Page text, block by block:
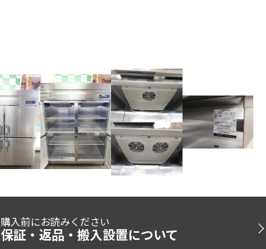
購入前にお読みください
保証・返品・搬入設置について